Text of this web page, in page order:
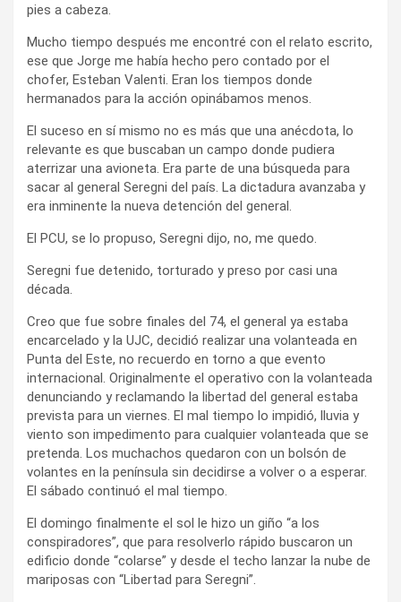
pies a cabeza.
Mucho tiempo después me encontré con el relato escrito,
ese que Jorge me había hecho pero contado por el
chofer, Esteban Valenti. Eran los tiempos donde
hermanados para la acción opinábamos menos.
El suceso en sí mismo no es más que una anécdota, lo
relevante es que buscaban un campo donde pudiera
aterrizar una avioneta. Era parte de una búsqueda para
sacar al general Seregni del país. La dictadura avanzaba y
era inminente la nueva detención del general.
El PCU, se lo propuso, Seregni dijo, no, me quedo.
Seregni fue detenido, torturado y preso por casi una
década.
Creo que fue sobre finales del 74, el general ya estaba
encarcelado y la UJC, decidió realizar una volanteada en
Punta del Este, no recuerdo en torno a que evento
internacional. Originalmente el operativo con la volanteada
denunciando y reclamando la libertad del general estaba
prevista para un viernes. El mal tiempo lo impidió, lluvia y
viento son impedimento para cualquier volanteada que se
pretenda. Los muchachos quedaron con un bolsón de
volantes en la península sin decidirse a volver o a esperar.
El sábado continuó el mal tiempo.
El domingo finalmente el sol le hizo un giño “a los
conspiradores”, que para resolverlo rápido buscaron un
edificio donde “colarse” y desde el techo lanzar la nube de
mariposas con “Libertad para Seregni”.